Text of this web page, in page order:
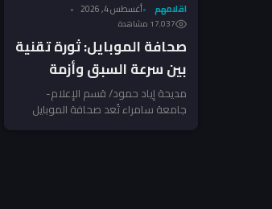
اقلامهم أغسطس 4, 2026
17٬037 مشاهدة
​صحافة الموبايل: ثورة تقنية
بين سرعة السبق وأزمة
المعايير
مديحة إياد حمود/ قسم الإعلام-
جامعة سامراء ​تُعد صحافة الموبايل